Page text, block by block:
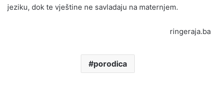
jeziku, dok te vještine ne savladaju na maternjem.
ringeraja.ba
porodica